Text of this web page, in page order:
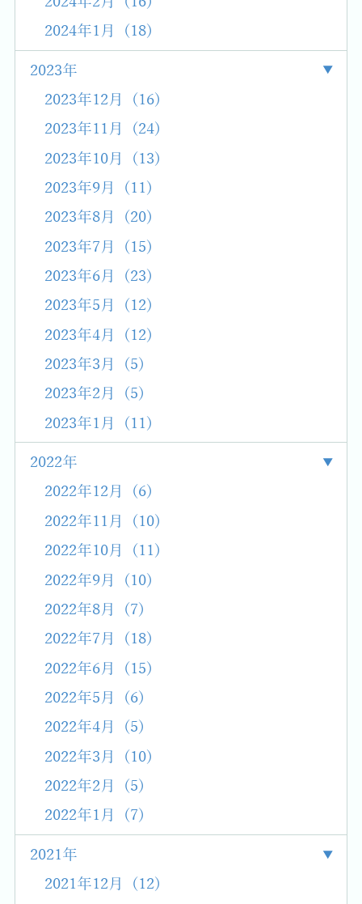
2024年1月 (18)
2023年
2023年12月 (16)
2023年11月 (24)
2023年10月 (13)
2023年9月 (11)
2023年8月 (20)
2023年7月 (15)
2023年6月 (23)
2023年5月 (12)
2023年4月 (12)
2023年3月 (5)
2023年2月 (5)
2023年1月 (11)
2022年
2022年12月 (6)
2022年11月 (10)
2022年10月 (11)
2022年9月 (10)
2022年8月 (7)
2022年7月 (18)
2022年6月 (15)
2022年5月 (6)
2022年4月 (5)
2022年3月 (10)
2022年2月 (5)
2022年1月 (7)
2021年
2021年12月 (12)